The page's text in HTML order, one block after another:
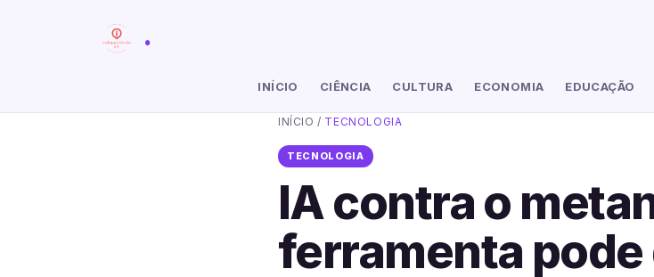
.
INÍCIO CIÊNCIA CULTURA ECONOMIA EDUCAÇÃO
INÍCIO / TECNOLOGIA
TECNOLOGIA
IA contra o
ferramenta